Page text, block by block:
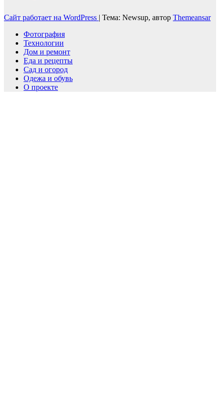
Сайт работает на WordPress | Тема: Newsup, автор Themeansar
Фотография
Технологии
Дом и ремонт
Еда и рецепты
Сад и огород
Одежа и обувь
О проекте